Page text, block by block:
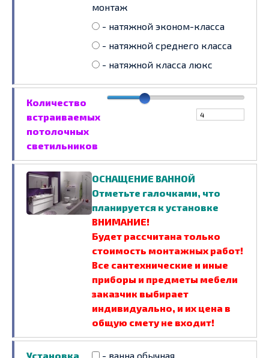
монтаж
- натяжной эконом-класса
- натяжной среднего класса
- натяжной класса люкс
Количество
встраиваемых
потолочных
светильников
ОСНАЩЕНИЕ ВАННОЙ
Отметьте галочками, что
планируется к установке
ВНИМАНИЕ!
Будет рассчитана только
стоимость монтажных работ!
Все сантехнические и иные
приборы и предметы мебели
заказчик выбирает
индивидуально, и их цена в
общую смету не входит!
Установка
- ванна обычная